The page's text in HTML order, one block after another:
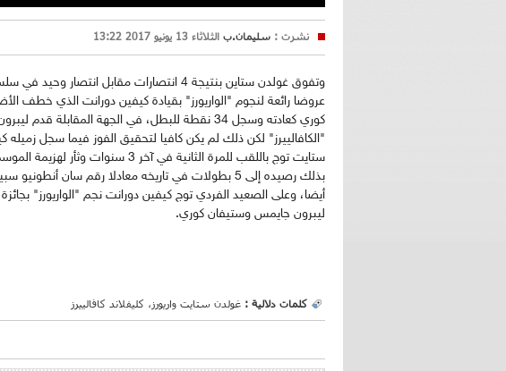
نشرت : سليمان.ب الثلاثاء 13 يونيو 2017 13:22
وتفوق غولدن ستاين بنتيجة 4 انتصارات مقابل
ستايت توج باللقب للمرة الثانية في آخر 3
أيضا، وعلى الصعيد الفردي توج كيفين دورانت نجم "الواريورز"
ليبرون جايمس وستيفان كوري.
كلمات دلالية : غولدن ستايت واريورز، كليفلاند كافالييرز